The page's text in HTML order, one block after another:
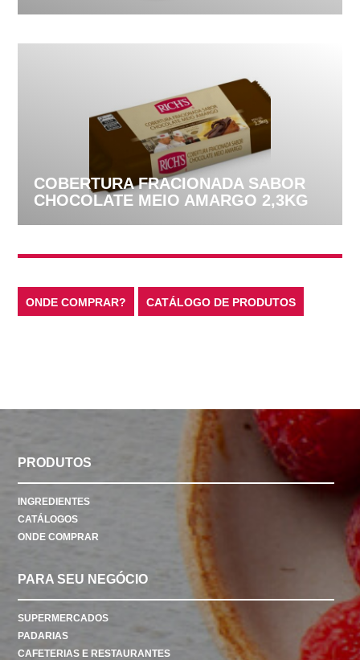
COBERTURA FRACIONADA SABOR
CHOCOLATE MEIO AMARGO 2,3KG
ONDE COMPRAR? CATÁLOGO DE PRODUTOS
PRODUTOS
INGREDIENTES
CATÁLOGOS
ONDE COMPRAR
PARA SEU NEGÓCIO
SUPERMERCADOS
PADARIAS
CAFETERIAS E RESTAURANTES